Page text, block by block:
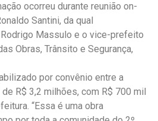
ocorreu durante reunião on-
Santini, da qual
Massulo e o vice-prefeito
Obras, Trânsito e Segurança,
por convênio entre a
R$ 3,2 milhões, com R$ 700 mil
“Essa é uma obra